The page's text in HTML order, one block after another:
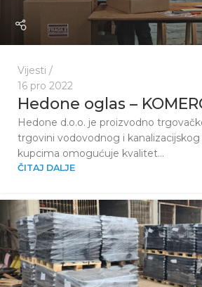
Vijesti
16 pro 2022
Hedone oglas –
Hedone d.o.o. je proizvodno
trgovini vodovodnog i kanalizacijskog
kupcima omogućuje kvalitet...
ČITAJ DALJE